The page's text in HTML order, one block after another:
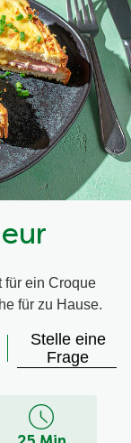
für ein Croque
für zu Hause.
Stelle eine
Frage